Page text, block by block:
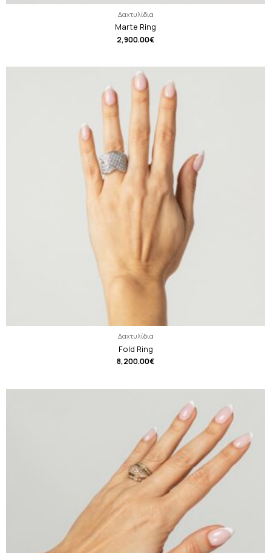
Δαχτυλίδια
Marte Ring
2,900.00€
Δαχτυλίδια
Fold Ring
8,200.00€